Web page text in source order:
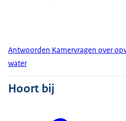
Antwoorden Kamervragen over
water
Hoort bij